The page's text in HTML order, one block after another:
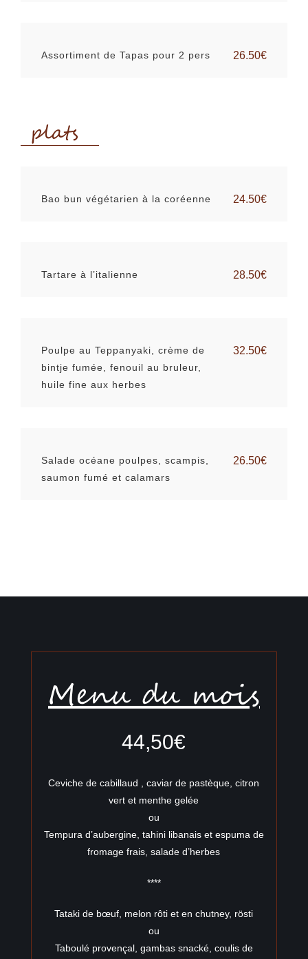
Assortiment de Tapas pour 2 pers 26.50€
plats
Bao bun végétarien à la coréenne 24.50€
Tartare à l’italienne 28.50€
Poulpe au Teppanyaki, crème de
bintje fumée, fenouil au bruleur,
huile fine aux herbes
32.50€
Salade océane poulpes, scampis,
saumon fumé et calamars
26.50€
Menu du mois
44,50€
Ceviche de cabillaud , caviar de pastèque, citron
vert et menthe gelée
ou
Tempura d’aubergine, tahini libanais et espuma de
fromage frais, salade d’herbes
****
Tataki de bœuf, melon rôti et en chutney, rösti
ou
Taboulé provençal, gambas snacké, coulis de